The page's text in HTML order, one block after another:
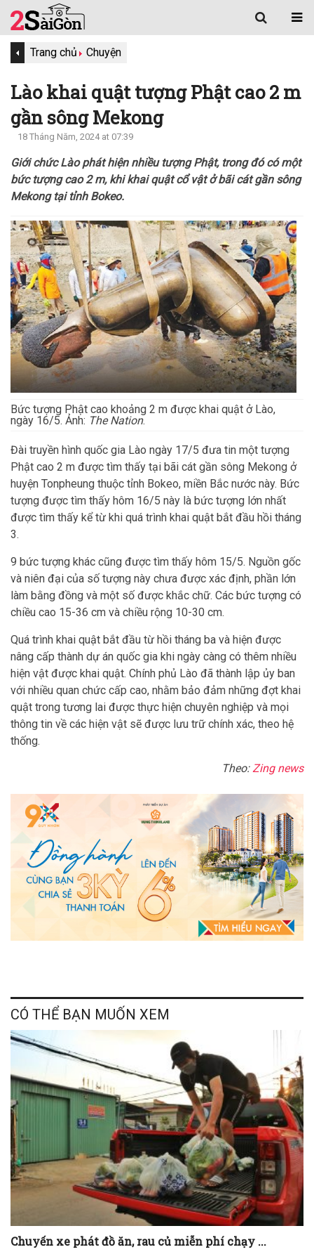
Trang chủ Chuyện
Lào khai quật tượng Phật cao 2 m
gần sông Mekong
18 Tháng Năm, 2024 at 07:39
Giới chức Lào phát hiện nhiều tượng Phật, trong đó có một
bức tượng cao 2 m, khi khai quật cổ vật ở bãi cát gần sông
Mekong tại tỉnh Bokeo.
Bức tượng Phật cao khoảng 2 m được khai quật ở Lào,
ngày 16/5. Ảnh: The Nation.
Đài truyền hình quốc gia Lào ngày 17/5 đưa tin một tượng
Phật cao 2 m được tìm thấy tại bãi cát gần sông Mekong ở
huyện Tonpheung thuộc tỉnh Bokeo, miền Bắc nước này. Bức
tượng được tìm thấy hôm 16/5 này là bức tượng lớn nhất
được tìm thấy kể từ khi quá trình khai quật bắt đầu hồi tháng
3.
9 bức tượng khác cũng được tìm thấy hôm 15/5. Nguồn gốc
và niên đại của số tượng này chưa được xác định, phần lớn
làm bằng đồng và một số được khắc chữ. Các bức tượng có
chiều cao 15-36 cm và chiều rộng 10-30 cm.
Quá trình khai quật bắt đầu từ hồi tháng ba và hiện được
nâng cấp thành dự án quốc gia khi ngày càng có thêm nhiều
hiện vật được khai quật. Chính phủ Lào đã thành lập ủy ban
với nhiều quan chức cấp cao, nhằm bảo đảm những đợt khai
quật trong tương lai được thực hiện chuyên nghiệp và mọi
thông tin về các hiện vật sẽ được lưu trữ chính xác, theo hệ
thống.
Theo:Zing news
CÓ THỂ BẠN MUỐN XEM
Chuyến xe phát đồ ăn, rau củ miễn phí chạy ...